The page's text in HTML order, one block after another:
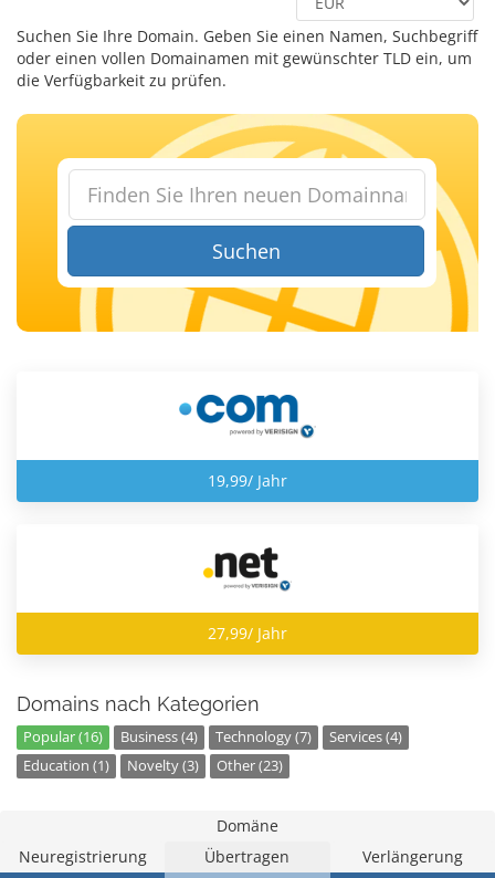
Suchen Sie Ihre Domain. Geben Sie einen Namen, Suchbegriff
oder einen vollen Domainamen mit gewünschter TLD ein, um
die Verfügbarkeit zu prüfen.
Suchen
19,99/ Jahr
27,99/ Jahr
Domains nach Kategorien
Popular (16) Business (4) Technology (7)
Services (4)
Education (1)
Novelty (3) Other (23)
Domäne
Neuregistrierung
Übertragen Verlängerung